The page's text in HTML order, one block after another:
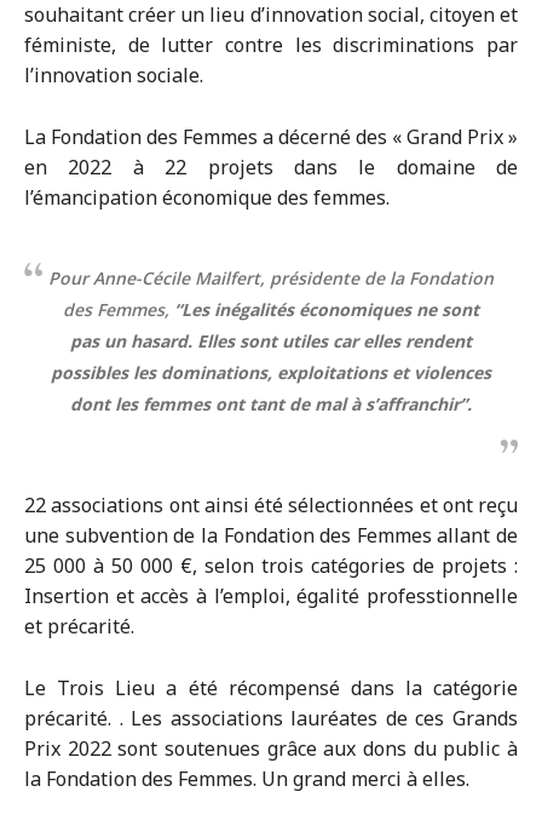
souhaitant créer un lieu d’innovation social, citoyen et
féministe, de lutter contre les discriminations par
l’innovation sociale.
La Fondation des Femmes a décerné des « Grand Prix »
en 2022 à 22 projets dans le domaine de
l’émancipation économique des femmes.
Pour Anne-Cécile Mailfert, présidente de la Fondation
des Femmes, “Les inégalités économiques ne sont
pas un hasard. Elles sont utiles car elles rendent
possibles les dominations, exploitations et violences
dont les femmes ont tant de mal à s’affranchir”.
22 associations ont ainsi été sélectionnées et ont reçu
une subvention de la Fondation des Femmes allant de
25 000 à 50 000 €, selon trois catégories de projets :
Insertion et accès à l’emploi, égalité professtionnelle
et précarité.
Le Trois Lieu a été récompensé dans la catégorie
précarité. . Les associations lauréates de ces Grands
Prix 2022 sont soutenues grâce aux dons du public à
la Fondation des Femmes. Un grand merci à elles.